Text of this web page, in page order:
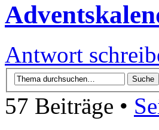
Antwort
57 Beiträge •